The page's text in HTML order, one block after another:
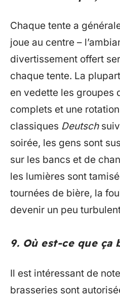
Chaque tente a
joue au centre –
divertissement offert
chaque tente. La
en vedette les groupes
complets et une
classiques Deutsch
soirée, les gens sont
sur les bancs et de
les lumières sont
tournées de bière, la
devenir un peu
9. Où est-ce que ça
Il est intéressant de
brasseries sont